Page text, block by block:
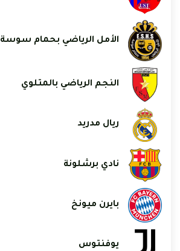
الأمل الرياضي بحمام سوسة
النجم الرياضي بالمتلوي
ريال مدريد
نادي برشلونة
بايرن ميونخ
يوفنتوس